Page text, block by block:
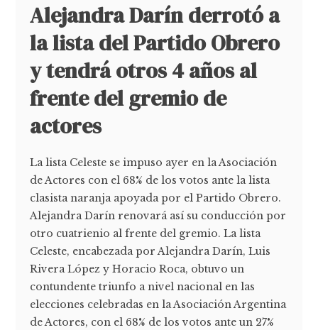
Alejandra Darín derrotó a
la lista del Partido Obrero
y tendrá otros 4 años al
frente del gremio de
actores
La lista Celeste se impuso ayer en la Asociación
de Actores con el 68% de los votos ante la lista
clasista naranja apoyada por el Partido Obrero.
Alejandra Darín renovará así su conducción por
otro cuatrienio al frente del gremio. La lista
Celeste, encabezada por Alejandra Darín, Luis
Rivera López y Horacio Roca, obtuvo un
contundente triunfo a nivel nacional en las
elecciones celebradas en la Asociación Argentina
de Actores, con el 68% de los votos ante un 27%